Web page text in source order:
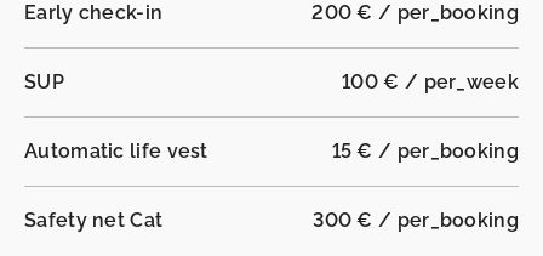
Early check-in
200 € / per_booking
SUP 100 € / per_week
Automatic life vest 15 € / per_booking
Safety net Cat 300 € / per_booking